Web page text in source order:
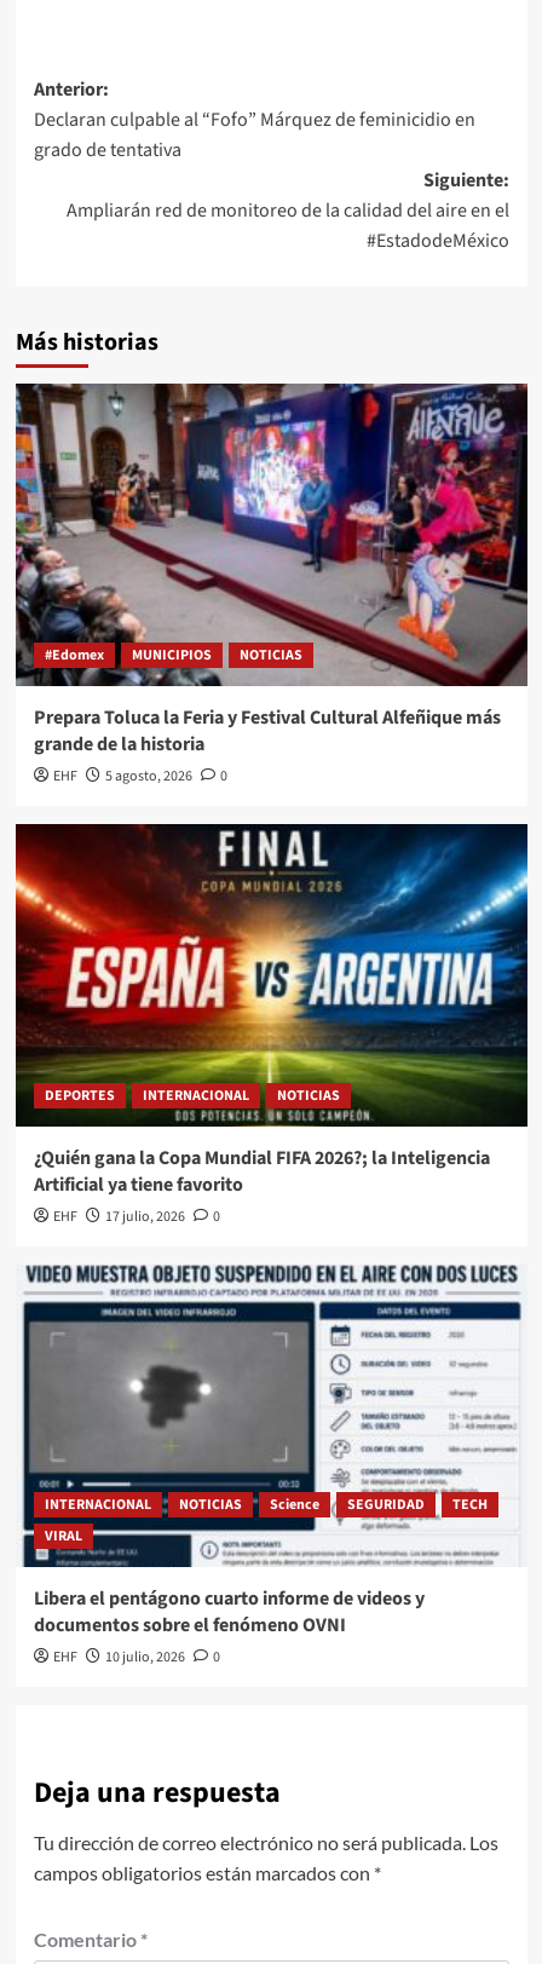
Anterior:
Declaran culpable al “Fofo” Márquez de feminicidio en
grado de tentativa
Siguiente:
Ampliarán red de monitoreo de la calidad del aire en el
#EstadodeMéxico
Más historias
#Edomex MUNICIPIOS NOTICIAS
Prepara Toluca la Feria y Festival Cultural Alfeñique más
grande de la historia
EHF 5 agosto, 2026 0
DEPORTES INTERNACIONAL NOTICIAS
¿Quién gana la Copa Mundial FIFA 2026?; la Inteligencia
Artificial ya tiene favorito
EHF 17 julio, 2026 0
INTERNACIONAL NOTICIAS Science SEGURIDAD
TECH
VIRAL
Libera el pentágono cuarto informe de videos y
documentos sobre el fenómeno OVNI
EHF 10 julio, 2026 0
Deja una respuesta
Tu dirección de correo electrónico no será publicada. Los
campos obligatorios están marcados con *
Comentario *